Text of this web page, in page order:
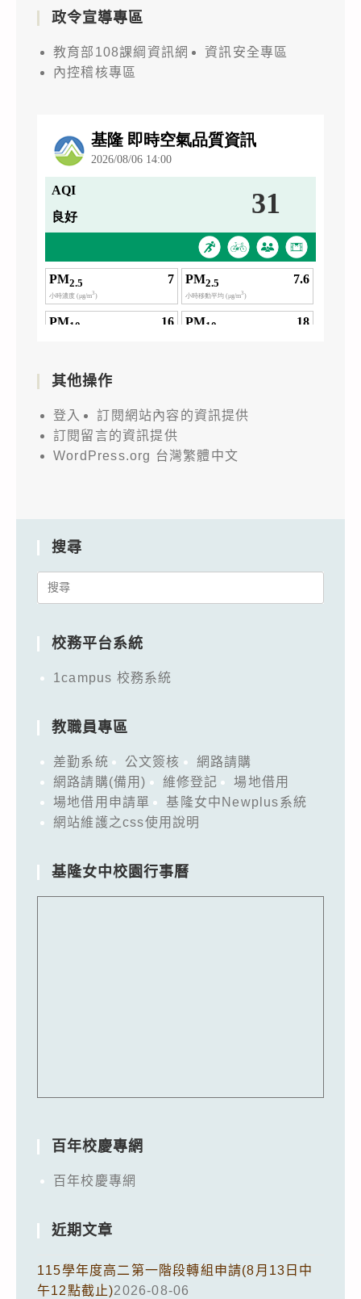
政令宣導專區
教育部108課綱資訊網
資訊安全專區
內控稽核專區
其他操作
登入
訂閱網站內容的資訊提供
訂閱留言的資訊提供
WordPress.org 台灣繁體中文
搜尋
Search
校務平台系統
1campus 校務系統
教職員專區
差勤系統 公文簽核
網路請購
網路請購(備用)
維修登記
場地借用
場地借用申請單
基隆女中Newplus系統
網站維護之css使用說明
基隆女中校園行事曆
百年校慶專網
百年校慶專網
近期文章
115學年度高二第一階段轉組申請(8月13日中
午12點截止)2026-08-06